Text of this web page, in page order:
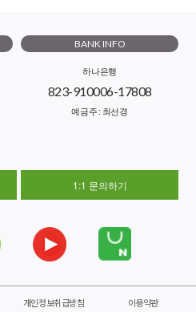
BANK INFO
하나은행
823-910006-17808
예금주 : 최선경
1:1 문의하기
개인정보취급방침 이용약관